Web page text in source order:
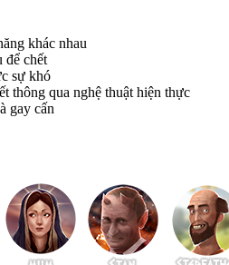
khác nhau
để chết
sự khó
thông qua nghệ thuật hiện thực
gay cấn